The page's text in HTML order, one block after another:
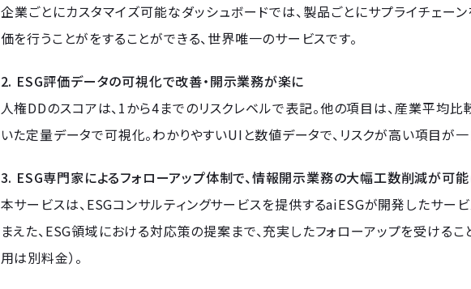
企業ごとにカスタマイズ可能なダッシュボードでは、製品ごとにサプライチェー
価を行うことがをすることができる、世界唯一のサービスです。
2. ESG評価データの可視化で改善・開示業務が楽に
人権DDのスコアは、1から4までのリスクレベルで表記。他の項目は、産業平均
いた定量データで可視化。わかりやすいUIと数値データで、リスクが高い項目が一
3. ESG専門家によるフォローアップ体制で、情報開示業務の大幅工数削減が可
本サービスは、ESGコンサルティングサービスを提供するaiESGが開発したサー
まえた、ESG領域における対応策の提案まで、充実したフォローアップを受ける
用は別料金）。